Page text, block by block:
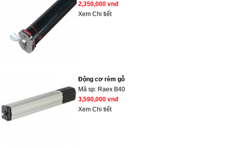
2,350,000 vnđ
Xem Chi tiết
Động cơ rèm gỗ
Mã sp: Raex B40
3,590,000 vnđ
Xem Chi tiết